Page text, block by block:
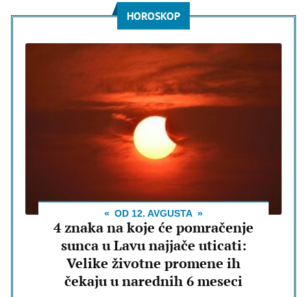
HOROSKOP
OD 12. AVGUSTA
4 znaka na koje će pomračenje
sunca u Lavu najjače uticati:
Velike životne promene ih
čekaju u narednih 6 meseci